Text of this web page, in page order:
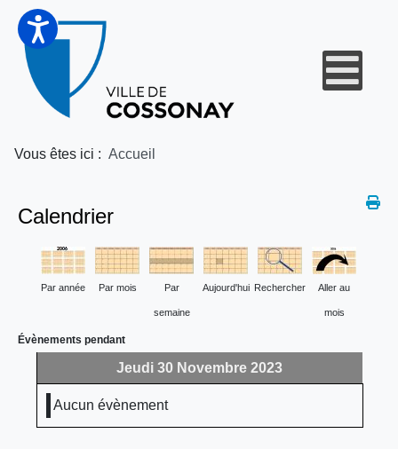
Vous êtes ici : Accueil
Calendrier
Par année Par mois Par
semaine
Aujourd'hui Rechercher Aller au
mois
Évènements pendant
Jeudi 30 Novembre 2023
Aucun évènement